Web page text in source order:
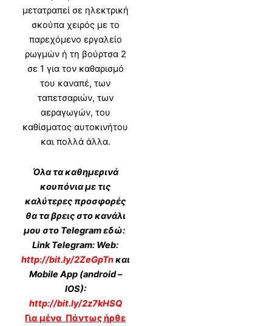
μετατραπεί σε ηλεκτρική
σκούπα χειρός με το
παρεχόμενο εργαλείο
ρωγμών ή τη βούρτσα 2
σε 1 για τον καθαρισμό
του καναπέ, των
ταπετσαριών, των
αεραγωγών, του
καθίσματος αυτοκινήτου
και πολλά άλλα.
Όλα τα καθημερινά
κουπόνια με τις
καλύτερες προσφορές
θα τα βρεις στο κανάλι
μου στο Telegram εδώ:
Link Telegram: Web:
http://bit.ly/2ZeGpTnκαι
Mobile App (android –
IOS):
http://bit.ly/2z7kHSQ
Για μένα Πάντως ήρθε